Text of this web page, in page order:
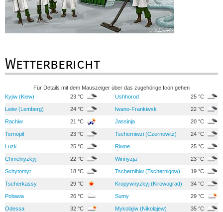
Wetterbericht
Für Details mit dem Mauszeiger über das zugehörige Icon gehen
Kyjiw (Kiew)
23 °C Ushhorod 25 °C
Lwiw (Lemberg) 24 °C Iwano-Frankiwsk 22 °C
Rachiw 21 °C Jassinja 20 °C
Ternopil 23 °C Tscherniwzi (Czernowitz) 24 °C
Luzk 25 °C Riwne 25 °C
Chmelnyzkyj 22 °C Winnyzja 23 °C
Schytomyr 18 °C Tschernihiw (Tschernigow) 19 °C
Tscherkassy 29 °C Kropywnyzkyj (Kirowograd) 34 °C
Poltawa 26 °C Sumy 29 °C
Odessa 32 °C Mykolajiw (Nikolajew) 35 °C